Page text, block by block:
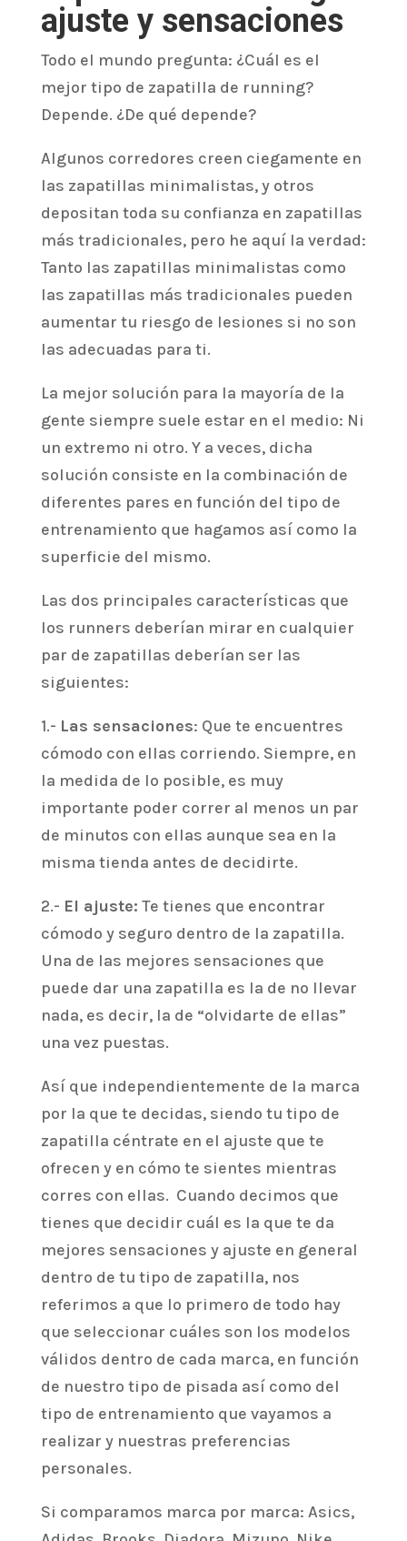
ajuste y sensaciones
Todo el mundo pregunta: ¿Cuál es el
mejor tipo de zapatilla de running?
Depende. ¿De qué depende?
Algunos corredores creen ciegamente en
las zapatillas minimalistas, y otros
depositan toda su confianza en zapatillas
más tradicionales, pero he aquí la verdad:
Tanto las zapatillas minimalistas como
las zapatillas más tradicionales pueden
aumentar tu riesgo de lesiones si no son
las adecuadas para ti.
La mejor solución para la mayoría de la
gente siempre suele estar en el medio: Ni
un extremo ni otro. Y a veces, dicha
solución consiste en la combinación de
diferentes pares en función del tipo de
entrenamiento que hagamos así como la
superficie del mismo.
Las dos principales características que
los runners deberían mirar en cualquier
par de zapatillas deberían ser las
siguientes:
1.- Las sensaciones: Que te encuentres
cómodo con ellas corriendo. Siempre, en
la medida de lo posible, es muy
importante poder correr al menos un par
de minutos con ellas aunque sea en la
misma tienda antes de decidirte.
2.- El ajuste: Te tienes que encontrar
cómodo y seguro dentro de la zapatilla.
Una de las mejores sensaciones que
puede dar una zapatilla es la de no llevar
nada, es decir, la de “olvidarte de ellas”
una vez puestas.
Así que independientemente de la marca
por la que te decidas, siendo tu tipo de
zapatilla céntrate en el ajuste que te
ofrecen y en cómo te sientes mientras
corres con ellas. Cuando decimos que
tienes que decidir cuál es la que te da
mejores sensaciones y ajuste en general
dentro de tu tipo de zapatilla, nos
referimos a que lo primero de todo hay
que seleccionar cuáles son los modelos
válidos dentro de cada marca, en función
de nuestro tipo de pisada así como del
tipo de entrenamiento que vayamos a
realizar y nuestras preferencias
personales.
Si comparamos marca por marca: Asics,